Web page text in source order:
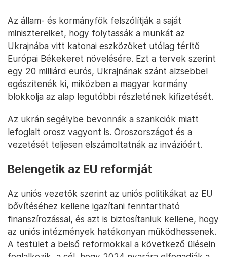
Az állam- és kormányfők felszólítják a saját
minisztereiket, hogy folytassák a munkát az
Ukrajnába vitt katonai eszközöket utólag térítő
Európai Békekeret növelésére. Ezt a tervek szerint
egy 20 milliárd eurós, Ukrajnának szánt alzsebbel
egészítenék ki, miközben a magyar kormány
blokkolja az alap legutóbbi részletének kifizetését.
Az ukrán segélybe bevonnák a szankciók miatt
lefoglalt orosz vagyont is. Oroszországot és a
vezetését teljesen elszámoltatnák az invázióért.
Belengetik az EU reformját
Az uniós vezetők szerint az uniós politikákat az EU
bővítéséhez kellene igazítani fenntartható
finanszírozással, és azt is biztosítaniuk kellene, hogy
az uniós intézmények hatékonyan működhessenek.
A testület a belső reformokkal a következő ülésein